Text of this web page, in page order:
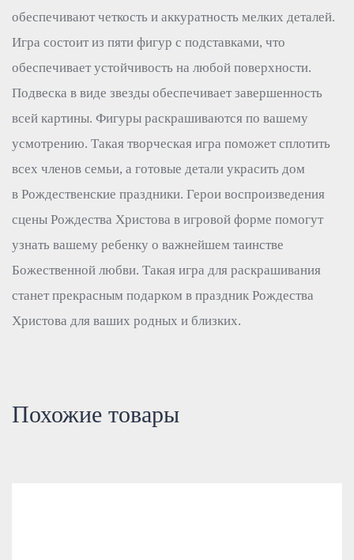
обеспечивают четкость и аккуратность мелких деталей.
Игра состоит из пяти фигур с подставками, что
обеспечивает устойчивость на любой поверхности.
Подвеска в виде звезды обеспечивает завершенность
всей картины. Фигуры раскрашиваются по вашему
усмотрению. Такая творческая игра поможет сплотить
всех членов семьи, а готовые детали украсить дом
в Рождественские праздники. Герои воспроизведения
сцены Рождества Христова в игровой форме помогут
узнать вашему ребенку о важнейшем таинстве
Божественной любви. Такая игра для раскрашивания
станет прекрасным подарком в праздник Рождества
Христова для ваших родных и близких.
Похожие товары